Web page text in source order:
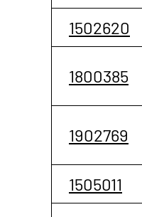
1502620
1800385
1902769
1505011